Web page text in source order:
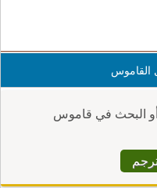
القاموس
أو البحث في قاموس